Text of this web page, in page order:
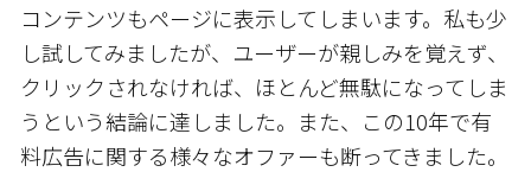
コンテンツもページに表示してしまいます。私も少
し試してみましたが、ユーザーが親しみを覚えず、
クリックされなければ、ほとんど無駄になってしま
うという結論に達しました。また、この10年で有
料広告に関する様々なオファーも断ってきました。